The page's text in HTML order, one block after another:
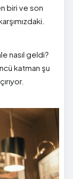
biri ve son
nasıl geldi?
katman şu